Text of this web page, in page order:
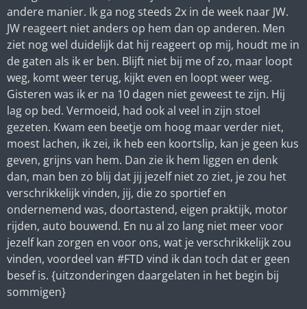
andere manier. Ik ga nog steeds 2x in de week naar JW.
JW reageert niet anders op hem dan op anderen. Men
ziet nog wel duidelijk dat hij reageert op mij, houdt me in
de gaten als ik er ben. Blijft niet bij me of zo, maar loopt
weg, komt weer terug, kijkt even en loopt weer weg.
Gisteren was ik er na 10 dagen niet geweest te zijn. Hij
lag op bed. Vermoeid, had ook al veel in zijn stoel
gezeten. Kwam een beetje om hoog maar verder niet,
moest lachen, ik zei, ik heb een koortslip, kan je geen kus
geven, grijns van hem. Dan zie ik hem liggen en denk
dan, man ben zo blij dat jij jezelf niet zo ziet, je zou het
verschrikkelijk vinden, jij, die zo sportief en
ondernemend was, doortastend, eigen praktijk, motor
rijden, auto bouwend. En nu al zo lang niet meer voor
jezelf kan zorgen en voor ons, wat je verschrikkelijk zou
vinden, voordeel van #FTD vind ik dan toch dat er geen
besef is. {uitzonderingen daargelaten in het begin bij
sommigen}